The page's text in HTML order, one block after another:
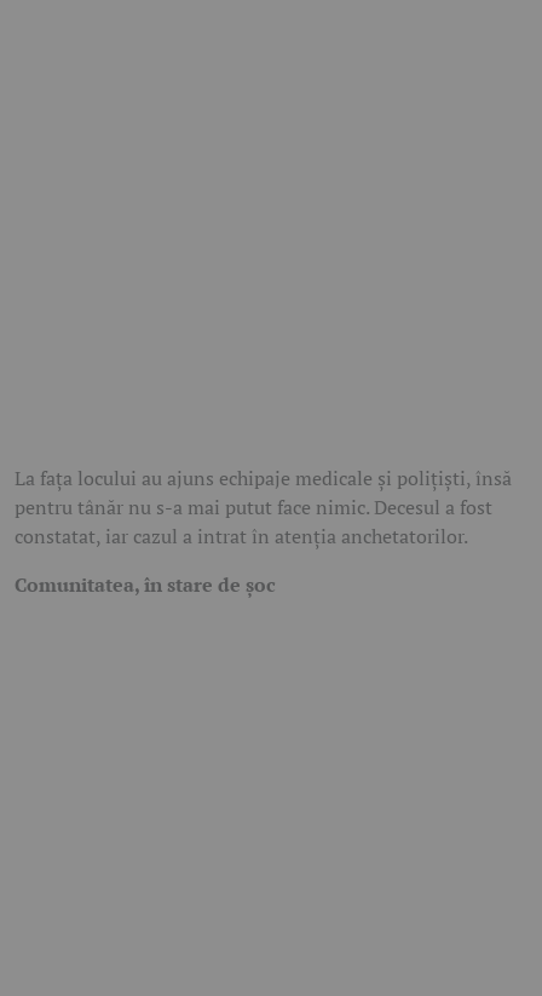
La fața locului au ajuns echipaje medicale și polițiști, însă
pentru tânăr nu s-a mai putut face nimic. Decesul a fost
constatat, iar cazul a intrat în atenția anchetatorilor.
Comunitatea, în stare de șoc